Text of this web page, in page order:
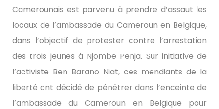
Camerounais est parvenu à prendre d’assaut les
locaux de l’ambassade du Cameroun en Belgique,
dans l’objectif de protester contre l’arrestation
des trois jeunes à Njombe Penja. Sur initiative de
l’activiste Ben Barano Niat, ces mendiants de la
liberté ont décidé de pénétrer dans l’enceinte de
l’ambassade du Cameroun en Belgique pour